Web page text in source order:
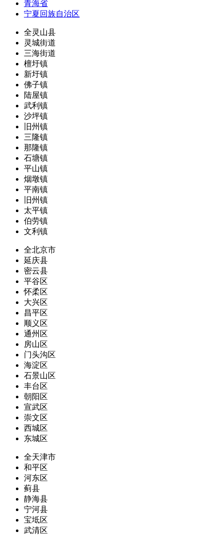
青海省
宁夏回族自治区
全灵山县
灵城街道
三海街道
檀圩镇
新圩镇
佛子镇
陆屋镇
武利镇
沙坪镇
旧州镇
三隆镇
那隆镇
石塘镇
平山镇
烟墩镇
平南镇
旧州镇
太平镇
伯劳镇
文利镇
全北京市
延庆县
密云县
平谷区
怀柔区
大兴区
昌平区
顺义区
通州区
房山区
门头沟区
海淀区
石景山区
丰台区
朝阳区
宣武区
崇文区
西城区
东城区
全天津市
和平区
河东区
蓟县
静海县
宁河县
宝坻区
武清区